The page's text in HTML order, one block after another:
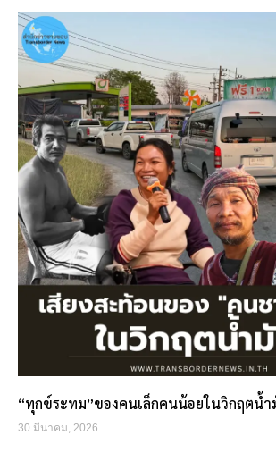
“ทุกข์ระทม”ของคนเล็กคนน้อยในวิกฤตน้
30 มีนาคม, 2026